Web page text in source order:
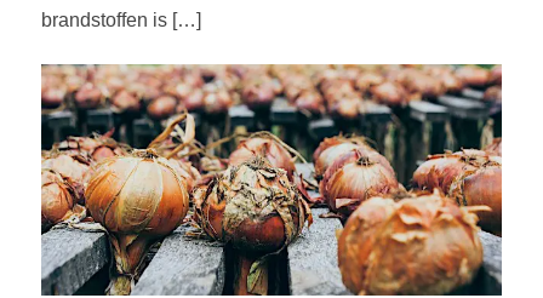
brandstoffen is […]